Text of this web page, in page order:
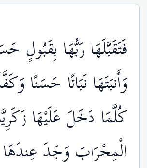
فَتَقَبَّلَهَا رَبُّهَا بِقَبُولٍ
وَأَنبَتَهَا نَبَاتًا حَسَنًا
كُلَّمَا دَخَلَ عَلَيْهَا
الْمِحْرَابَ وَجَدَ عِندَهَا